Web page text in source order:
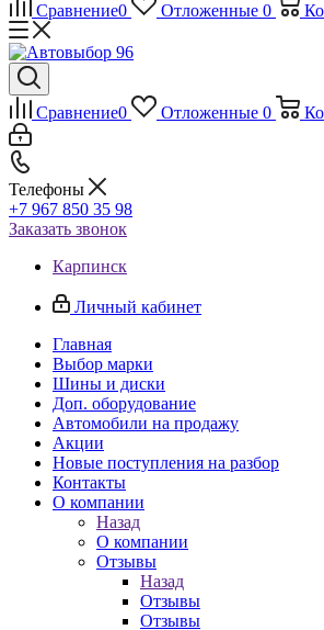
Сравнение0 Отложенные 0
Сравнение0 Отложенные 0
Телефоны
+7 967 850 35 98
Заказать звонок
Карпинск
Личный кабинет
Главная
Выбор марки
Шины и диски
Доп. оборудование
Автомобили на продажу
Акции
Новые поступления на разбор
Контакты
О компании
Назад
О компании
Отзывы
Назад
Отзывы
Отзывы